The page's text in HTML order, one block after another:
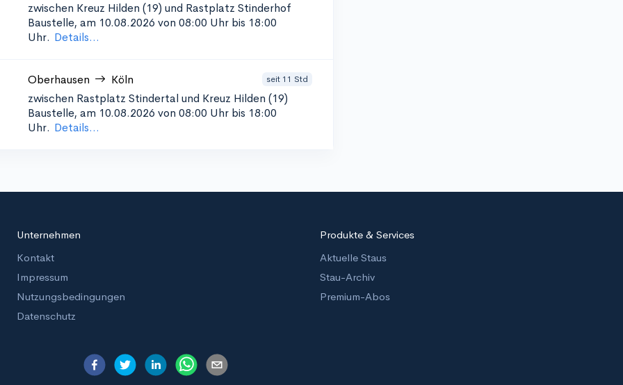
zwischen Kreuz Hilden (19) und Rastplatz Stinderhof
Baustelle, am 10.08.2026 von 08:00 Uhr bis 18:00
Uhr. Details...
Oberhausen Köln seit 11 Std
zwischen Rastplatz Stindertal und Kreuz Hilden (19)
Baustelle, am 10.08.2026 von 08:00 Uhr bis 18:00
Uhr. Details...
Unternehmen
Kontakt
Impressum
Nutzungsbedingungen
Datenschutz
Produkte & Services
Aktuelle Staus
Stau-Archiv
Premium-Abos